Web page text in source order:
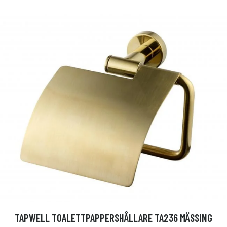
TAPWELL TOALETTPAPPERSHÅLLARE TA236 MÄSSING